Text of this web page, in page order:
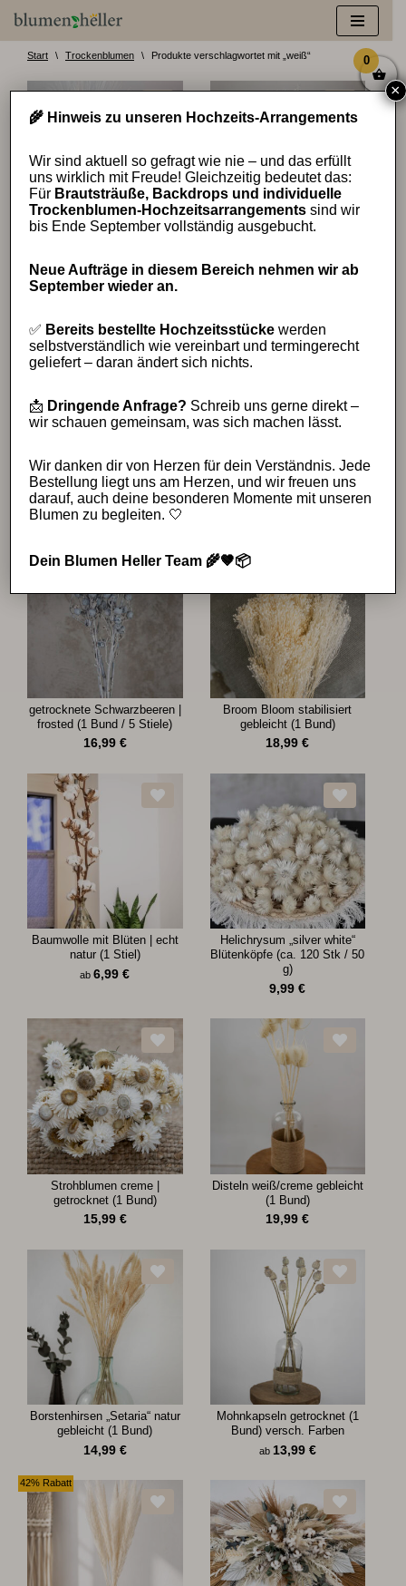
Zum
InhaltStart \ Trockenblumen \ Produkte verschlagwortet mit „weiß“
16,99€
Bund / 5 Stk.)
Glixia Trockenblumen | natur
(1 Bund)
16,99€
Lagurus weiß/creme
gebleicht (1 Bund)
getrocknete Schwarzbeeren |
frosted (1 Bund / 5 Stiele)
16,99 €
Broom Bloom stabilisiert
gebleicht (1 Bund)
18,99€
Baumwolle mit Blüten | echt
natur (1 Stiel)
ab6,99€
Helichrysum „silver white“
Blütenköpfe (ca. 120 Stk / 50
g)
9,99€
Strohblumen creme |
getrocknet (1 Bund)
15,99 €
Disteln weiß/creme gebleicht
(1 Bund)
19,99€
Borstenhirsen „Setaria“ natur
gebleicht (1 Bund)
14,99 €
Mohnkapseln getrocknet (1
Bund) versch. Farben
ab 13,99 €
42% Rabatt
🌾 Hinweis zu unseren Hochzeits-Arrangements
Wir sind aktuell so gefragt wie nie – und das erfüllt
uns wirklich mit Freude! Gleichzeitig bedeutet das:
Für Brautsträuße, Backdrops und individuelle
Trockenblumen-Hochzeitsarrangements sind wir
bis Ende September vollständig ausgebucht.
Neue Aufträge in diesem Bereich nehmen wir ab
September wieder an.
✅ Bereits bestellte Hochzeitsstücke werden
selbstverständlich wie vereinbart und termingerecht
geliefert – daran ändert sich nichts.
📩 Dringende Anfrage? Schreib uns gerne direkt –
wir schauen gemeinsam, was sich machen lässt.
Wir danken dir von Herzen für dein Verständnis. Jede
Bestellung liegt uns am Herzen, und wir freuen uns
darauf, auch deine besonderen Momente mit unseren
Blumen zu begleiten. 🤍
Dein Blumen Heller Team 🌾🤎📦
×
0